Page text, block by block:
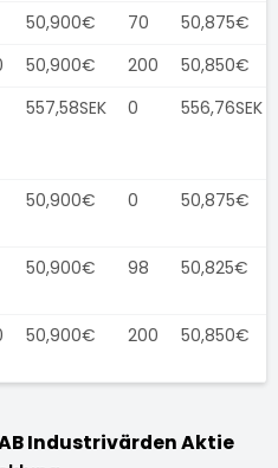
50,900€ 70
50,875€
50,900€ 200
50,850€
557,58SEK 0 556,76SEK
50,900€ 0 50,875€
50,900€ 98 50,825€
50,900€ 200 50,850€
Industrivärden Aktie